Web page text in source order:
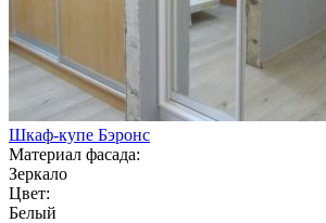
Шкаф-купе Бэронс
Материал фасада:
Зеркало
Цвет:
Белый